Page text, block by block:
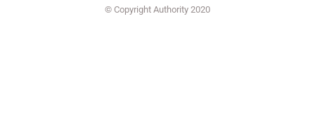
© Copyright Authority 2020